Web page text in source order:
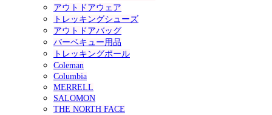
アウトドアウェア
トレッキングシューズ
アウトドアバッグ
バーベキュー用品
トレッキングポール
Coleman
Columbia
MERRELL
SALOMON
THE NORTH FACE